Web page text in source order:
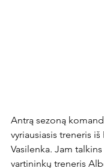
Antrą sezoną
vyriausiasis treneris
Vasilenka. Jam
vartininkų treneris